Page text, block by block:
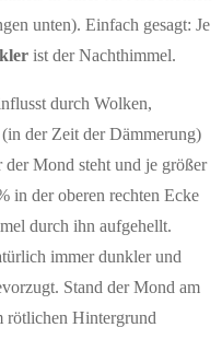
unten). Einfach gesagt: Je
ist der Nachthimmel.
durch Wolken,
der Zeit der Dämmerung)
Mond steht und je größer
in der oberen rechten Ecke
durch ihn aufgehellt.
immer dunkler und
Stand der Mond am
rötlichen Hintergrund